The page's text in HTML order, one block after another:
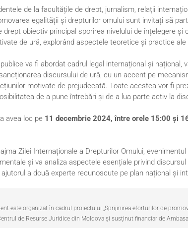
de la facultățile de drept, jurnalism, relații
egalității și drepturilor omului sunt invitați să
drept obiectiv principal sporirea nivelului de înțelegere
de ură, explorând aspectele teoretice și practice
va fi abordat cadrul legal internațional și național,
discursului de ură, cu un accent pe
motivate de prejudecată. Toate acestea vor fi
de a pune întrebări și de a lua parte activ la
avea loc pe 11 decembrie 2024, între orele 15:00 și
Zilei Internaționale a Drepturilor Omului,
și va analiza aspectele esențiale privind
a două experte recunoscute pe plan național și
este organizat în cadrul proiectului „Sprijinirea eforturilor de
de Resurse Juridice din Moldova și susținut financiar de